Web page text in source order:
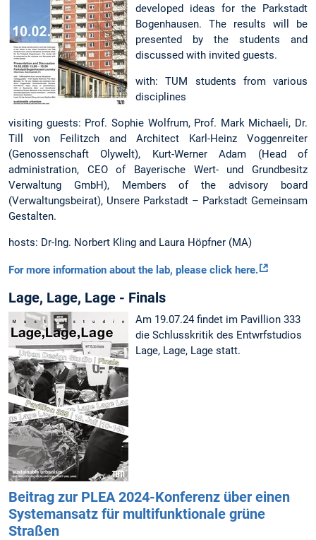
developed ideas for the Parkstadt
Bogenhausen. The results will be
presented by the students and
discussed with invited guests.
with: TUM students from various
disciplines
visiting guests: Prof. Sophie Wolfrum, Prof. Mark Michaeli, Dr.
Till von Feilitzch and Architect Karl-Heinz Voggenreiter
(Genossenschaft Olywelt), Kurt-Werner Adam (Head of
administration, CEO of Bayerische Wert- und Grundbesitz
Verwaltung GmbH), Members of the advisory board
(Verwaltungsbeirat), Unsere Parkstadt – Parkstadt Gemeinsam
Gestalten.
hosts: Dr-Ing. Norbert Kling and Laura Höpfner (MA)
For more information about the lab, please click here.
Lage, Lage, Lage - Finals
Am 19.07.24 findet im Pavillion 333
die Schlusskritik des Entwrfstudios
Lage, Lage, Lage statt.
Beitrag zur PLEA 2024-Konferenz über einen
Systemansatz für multifunktionale grüne
Straßen